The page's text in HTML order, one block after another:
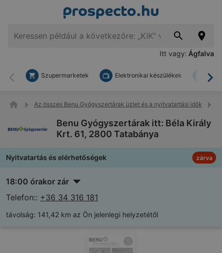
Itt vagy: Ágfalva
Vissza
Szupermarketek Elektronikai készülékek
Az összes Benu Gyógyszertárak üzlet és a nyitvatartási idők
Benu Gyógyszertárak itt: Béla Király
Krt. 61, 2800 Tatabánya
Nyitvatartás és elérhetőségek zárva
18:00 órakor zár
Telefon:: +36 34 316 181
távolság: 141,42 km az Ön jelenlegi helyzetétől